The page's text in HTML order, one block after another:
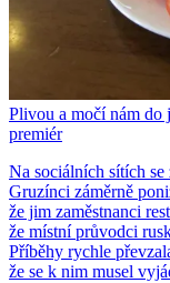
Plivou a močí nám do
premiér
Na sociálních sítích
Gruzínci záměrně
že jim zaměstnanci
že místní průvodci
Příběhy rychle
že se k nim musel